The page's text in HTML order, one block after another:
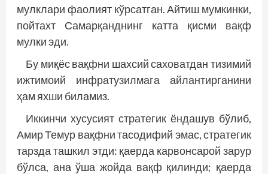
мулклари фаолият кўрсатган. Айтиш мумкинки,
пойтахт Самарқанднинг катта қисми вақф
мулки эди.
Бу миқёс вақфни шахсий саховатдан тизимий
ижтимоий инфратузилмага айлантирганини
ҳам яхши биламиз.
Иккинчи хусусият стратегик ёндашув бўлиб,
Амир Темур вақфни тасодифий эмас, стратегик
тарзда ташкил этди: қаерда карвонсарой зарур
бўлса, ана ўша жойда вақф қилинди; қаерда